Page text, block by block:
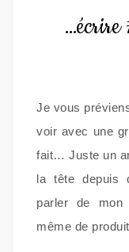
Je vous
voir avec une
fait… Juste un
la tête depuis
parler de
même de